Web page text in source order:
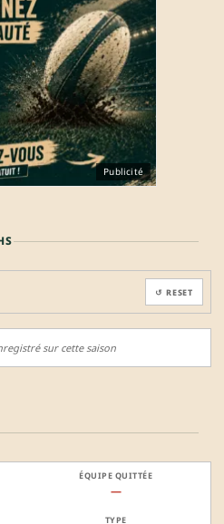
Publicité
↺ RESET
sur cette saison
—